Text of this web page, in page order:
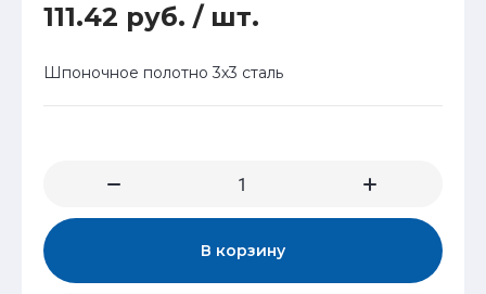
111.42 руб. / шт.
Шпоночное полотно 3х3 сталь
В корзину